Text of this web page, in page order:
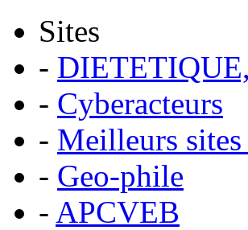
Sites
-
- Cyberacteurs
- Meilleurs
- Geo-phile
- APCVEB